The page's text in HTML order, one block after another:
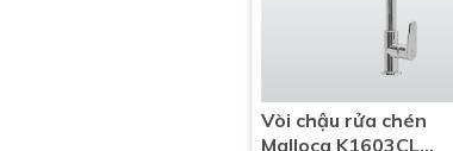
Vòi chậu rửa chén
Malloca K1603CL